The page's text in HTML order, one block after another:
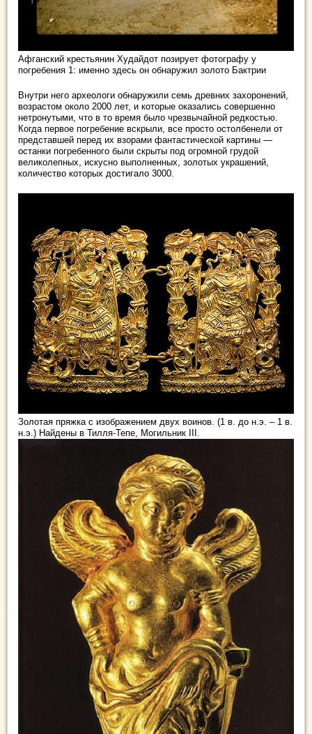
Афганский крестьянин Худайдот позирует фотографу у
погребения 1: именно здесь он обнаружил золото Бактрии
Внутри него археологи обнаружили семь древних захоронений,
возрастом около 2000 лет, и которые оказались совершенно
нетронутыми, что в то время было чрезвычайной редкостью.
Когда первое погребение вскрыли, все просто остолбенели от
представшей перед их взорами фантастической картины —
останки погребенного были скрыты под огромной грудой
великолепных, искусно выполненных, золотых украшений,
количество которых достигало 3000.
Золотая пряжка с изображением двух воинов. (1 в. до н.э. – 1 в.
н.э.) Найдены в Тилля-Тепе, Могильник III.